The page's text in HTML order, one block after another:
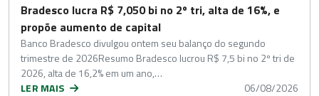
Bradesco lucra R$ 7,050 bi no 2º tri, alta de 16%, e
propõe aumento de capital
Banco Bradesco divulgou ontem seu balanço do segundo
trimestre de 2026Resumo Bradesco lucrou R$ 7,5 bi no 2º tri de
2026, alta de 16,2% em um ano,…
LER MAIS
06/08/2026